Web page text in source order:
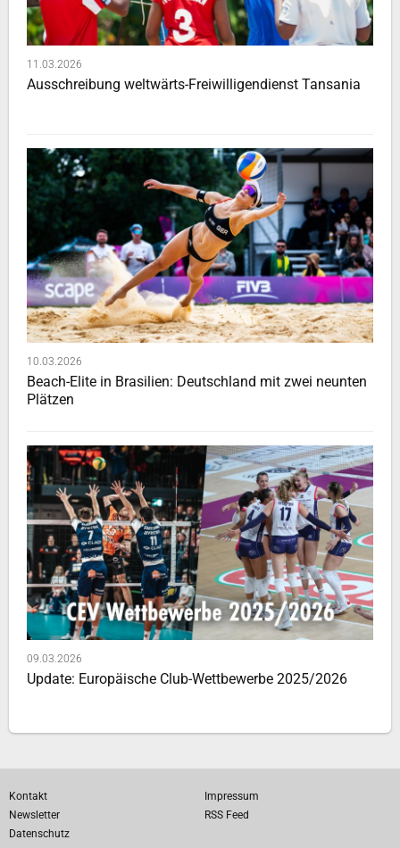
11.03.2026
Ausschreibung weltwärts-Freiwilligendienst Tansania
10.03.2026
Beach-Elite in Brasilien: Deutschland mit zwei neunten
Plätzen
09.03.2026
Update: Europäische Club-Wettbewerbe 2025/2026
Kontakt
Impressum
Newsletter
RSS Feed
Datenschutz